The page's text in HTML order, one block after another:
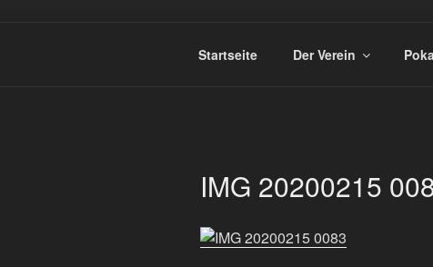
Startseite Der Verein
IMG 20200215